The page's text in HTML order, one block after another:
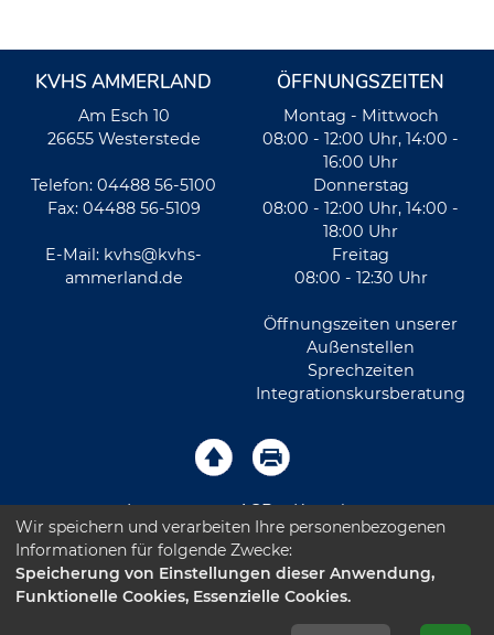
KVHS AMMERLAND
Am Esch 10
26655 Westerstede
Telefon: 04488 56-5100
Fax: 04488 56-5109
E-Mail: kvhs@kvhs-
ammerland.de
ÖFFNUNGSZEITEN
Montag - Mittwoch
08:00 - 12:00 Uhr, 14:00 -
16:00 Uhr
Donnerstag
08:00 - 12:00 Uhr, 14:00 -
18:00 Uhr
Freitag
08:00 - 12:30 Uhr
Öffnungszeiten unserer
Außenstellen
Sprechzeiten
Integrationskursberatung
Impressum AGB Kontakt
Sitemap Datenschutz Leichte Sprache
Barrierefreiheitserklärung
Wir speichern und verarbeiten Ihre personenbezogenen
Informationen für folgende Zwecke:
Speicherung von Einstellungen dieser Anwendung,
Funktionelle Cookies, Essenzielle Cookies.